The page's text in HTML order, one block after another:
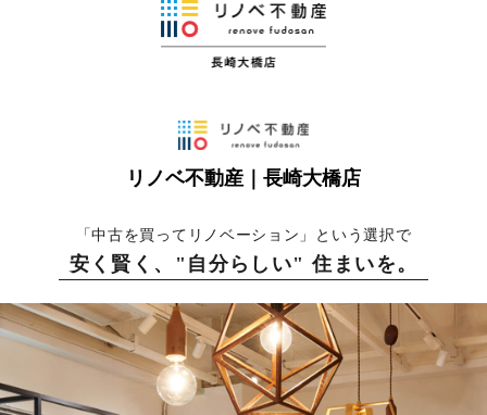
リノベ不動産｜長崎大橋店
「中古を買ってリノベーション」という選択で
安く賢く、"自分らしい" 住まいを。